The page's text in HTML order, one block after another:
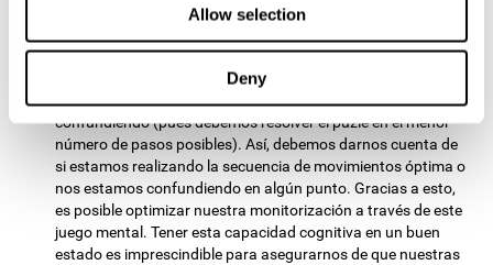
Allow selection
Deny
Monitorización:En el juego de entrenamiento cerebral
es muy importante asegurarse de que
estamos siguiendo los pasos correctos, que no nos estamos
confundiendo (pues debemos resolver el puzle en el menor
número de pasos posibles). Así, debemos darnos cuenta de
si estamos realizando la secuencia de movimientos óptima o
nos estamos confundiendo en algún punto. Gracias a esto,
es posible optimizar nuestra monitorización a través de este
juego mental. Tener esta capacidad cognitiva en un buen
estado es imprescindible para asegurarnos de que nuestras